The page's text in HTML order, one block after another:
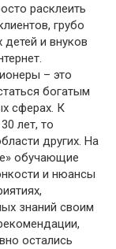
расклеить
грубо
детей и внуков
– это
богатым
сферах. К
лет, то
других. На
обучающие
и нюансы
знаний своим
остались